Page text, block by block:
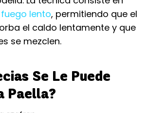
lento, permitiendo que el
el caldo lentamente y que
se mezclen.
Se Le Puede
Paella?